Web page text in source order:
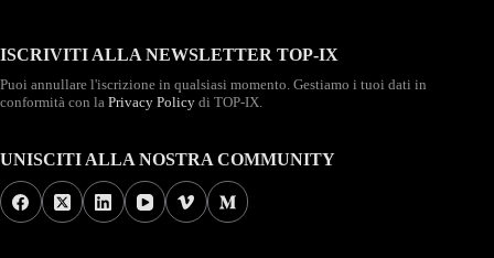
ISCRIVITI ALLA NEWSLETTER TOP-IX
Puoi annullare l'iscrizione in qualsiasi momento. Gestiamo i tuoi dati in
conformità con la Privacy Policy di TOP-IX.
UNISCITI ALLA NOSTRA COMMUNITY